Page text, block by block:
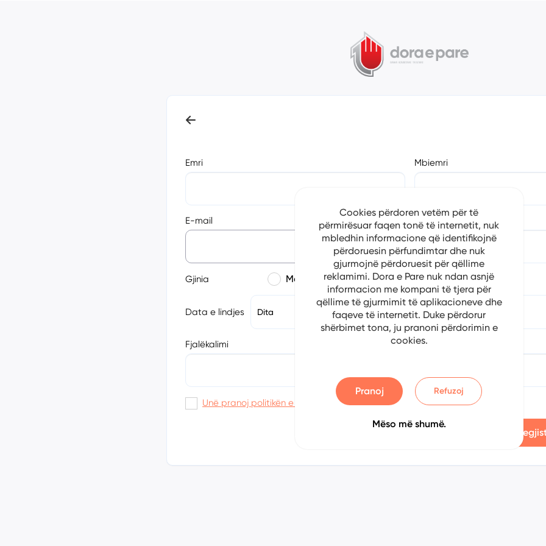
Emri Mbiemri
E-mail Numri i Telefonit
Gjinia Mashkull Femër
Data e lindjes Dita Muaji
Fjalëkalimi Konfirmoni fjalëkalimin
Unë pranoj politikën e privatësisë
Cookies përdoren vetëm për të
përmirësuar faqen tonë të internetit, nuk
mbledhin informacione që identifikojnë
përdoruesin përfundimtar dhe nuk
gjurmojnë përdoruesit për qëllime
reklamimi. Dora e Pare nuk ndan asnjë
informacion me kompani të tjera për
qëllime të gjurmimit të aplikacioneve dhe
faqeve të internetit. Duke përdorur
shërbimet tona, ju pranoni përdorimin e
cookies.
Pranoj Refuzoj
Mëso më shumë.